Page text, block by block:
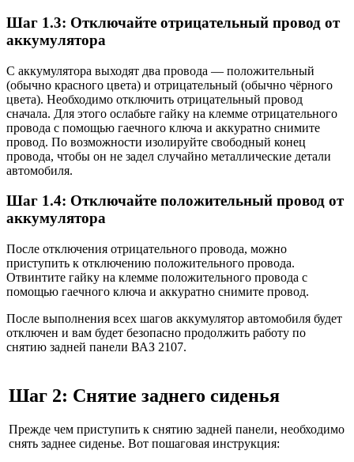
Шаг 1.3: Отключайте отрицательный провод от
аккумулятора
С аккумулятора выходят два провода — положительный
(обычно красного цвета) и отрицательный (обычно чёрного
цвета). Необходимо отключить отрицательный провод
сначала. Для этого ослабьте гайку на клемме отрицательного
провода с помощью гаечного ключа и аккуратно снимите
провод. По возможности изолируйте свободный конец
провода, чтобы он не задел случайно металлические детали
автомобиля.
Шаг 1.4: Отключайте положительный провод от
аккумулятора
После отключения отрицательного провода, можно
приступить к отключению положительного провода.
Отвинтите гайку на клемме положительного провода с
помощью гаечного ключа и аккуратно снимите провод.
После выполнения всех шагов аккумулятор автомобиля будет
отключен и вам будет безопасно продолжить работу по
снятию задней панели ВАЗ 2107.
Шаг 2: Снятие заднего сиденья
Прежде чем приступить к снятию задней панели, необходимо
снять заднее сиденье. Вот пошаговая инструкция: